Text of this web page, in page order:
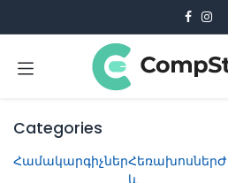
Categories
ՀամակարգիչներՀեռախոսներ
և